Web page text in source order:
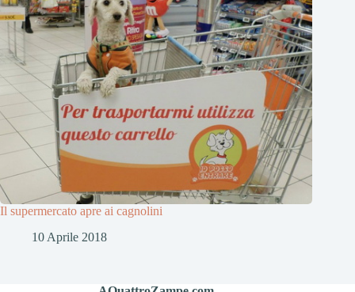
Il supermercato apre ai cagnolini
10 Aprile 2018